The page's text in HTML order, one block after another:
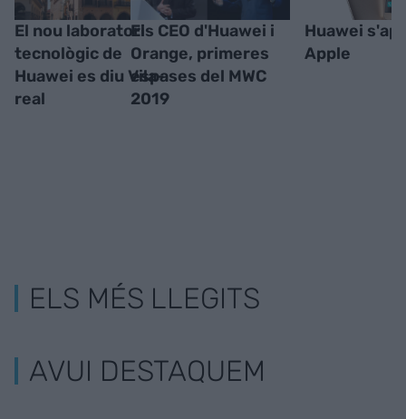
El nou laboratori
tecnològic de
Huawei es diu Vila-
real
Els CEO d'Huawei i
Orange, primeres
espases del MWC
2019
Huawei
Apple
ELS MÉS LLEGITS
AVUI DESTAQUEM